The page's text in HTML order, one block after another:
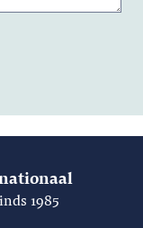
1985